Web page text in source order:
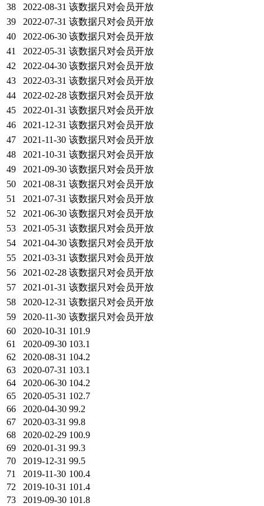
38
2022-08-31 该数据只对会员开放
39
2022-07-31 该数据只对会员开放
40
2022-06-30 该数据只对会员开放
41
2022-05-31 该数据只对会员开放
42
2022-04-30 该数据只对会员开放
43
2022-03-31 该数据只对会员开放
44
2022-02-28 该数据只对会员开放
45
2022-01-31 该数据只对会员开放
46
2021-12-31 该数据只对会员开放
47
2021-11-30 该数据只对会员开放
48
2021-10-31 该数据只对会员开放
49
2021-09-30 该数据只对会员开放
50
2021-08-31 该数据只对会员开放
51
2021-07-31 该数据只对会员开放
52
2021-06-30 该数据只对会员开放
53
2021-05-31 该数据只对会员开放
54
2021-04-30 该数据只对会员开放
55
2021-03-31 该数据只对会员开放
56
2021-02-28 该数据只对会员开放
57
2021-01-31 该数据只对会员开放
58
2020-12-31 该数据只对会员开放
59
2020-11-30 该数据只对会员开放
60
2020-10-31 101.9
61
2020-09-30 103.1
62
2020-08-31 104.2
63
2020-07-31 103.1
64
2020-06-30 104.2
65
2020-05-31 102.7
66
2020-04-30 99.2
67
2020-03-31 99.8
68
2020-02-29 100.9
69
2020-01-31 99.3
70
2019-12-31 99.5
71
2019-11-30 100.4
72
2019-10-31 101.4
73
2019-09-30 101.8